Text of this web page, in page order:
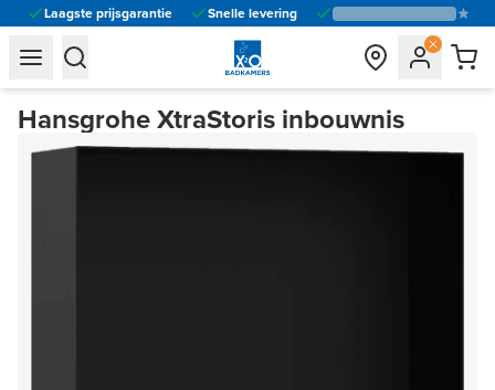
Laagste prijsgarantie Snelle levering
general.navigation.toggle_menu.label
general.navigation.toggle_menu.label
Hansgrohe XtraStoris inbouwnis